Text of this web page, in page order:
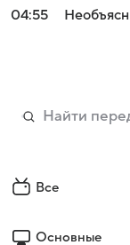
04:55
Все
Основные